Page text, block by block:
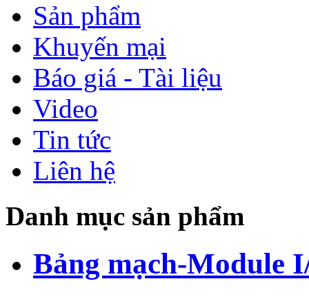
Sản phẩm
Khuyến mại
Báo giá - Tài liệu
Video
Tin tức
Liên hệ
Danh mục sản phẩm
Bảng mạch-Module